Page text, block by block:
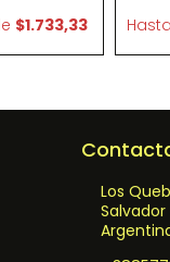
$1.733,33 Hasta
Los